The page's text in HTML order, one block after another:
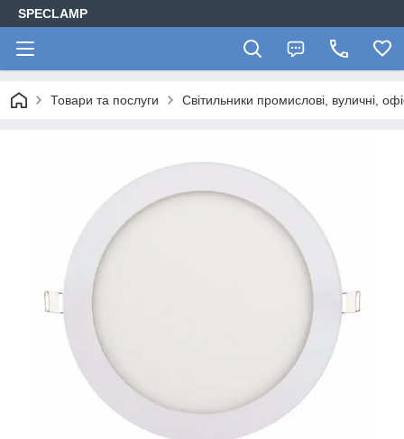
SPECLAMP
Товари та послуги Світильники промислові, вуличні,